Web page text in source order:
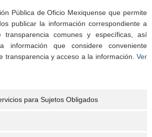
Pública de Oficio Mexiquense que permite
publicar la información correspondiente a
transparencia comunes y específicas, así
información que considere conveniente
transparencia y acceso a la información. Ver
para Sujetos Obligados